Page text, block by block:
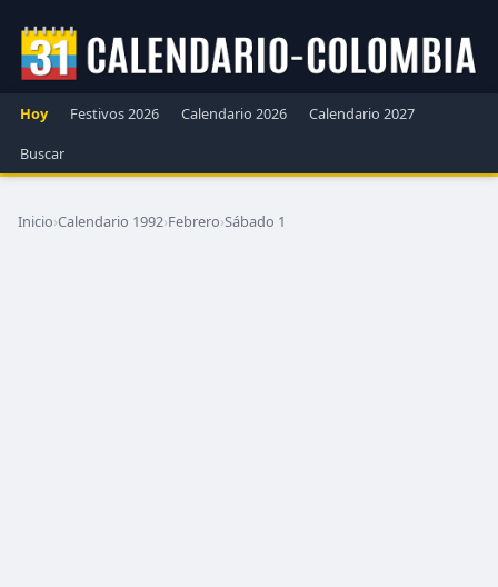
Hoy Festivos 2026 Calendario 2026
Calendario 2027
Buscar
Inicio›Calendario 1992›Febrero›Sábado 1